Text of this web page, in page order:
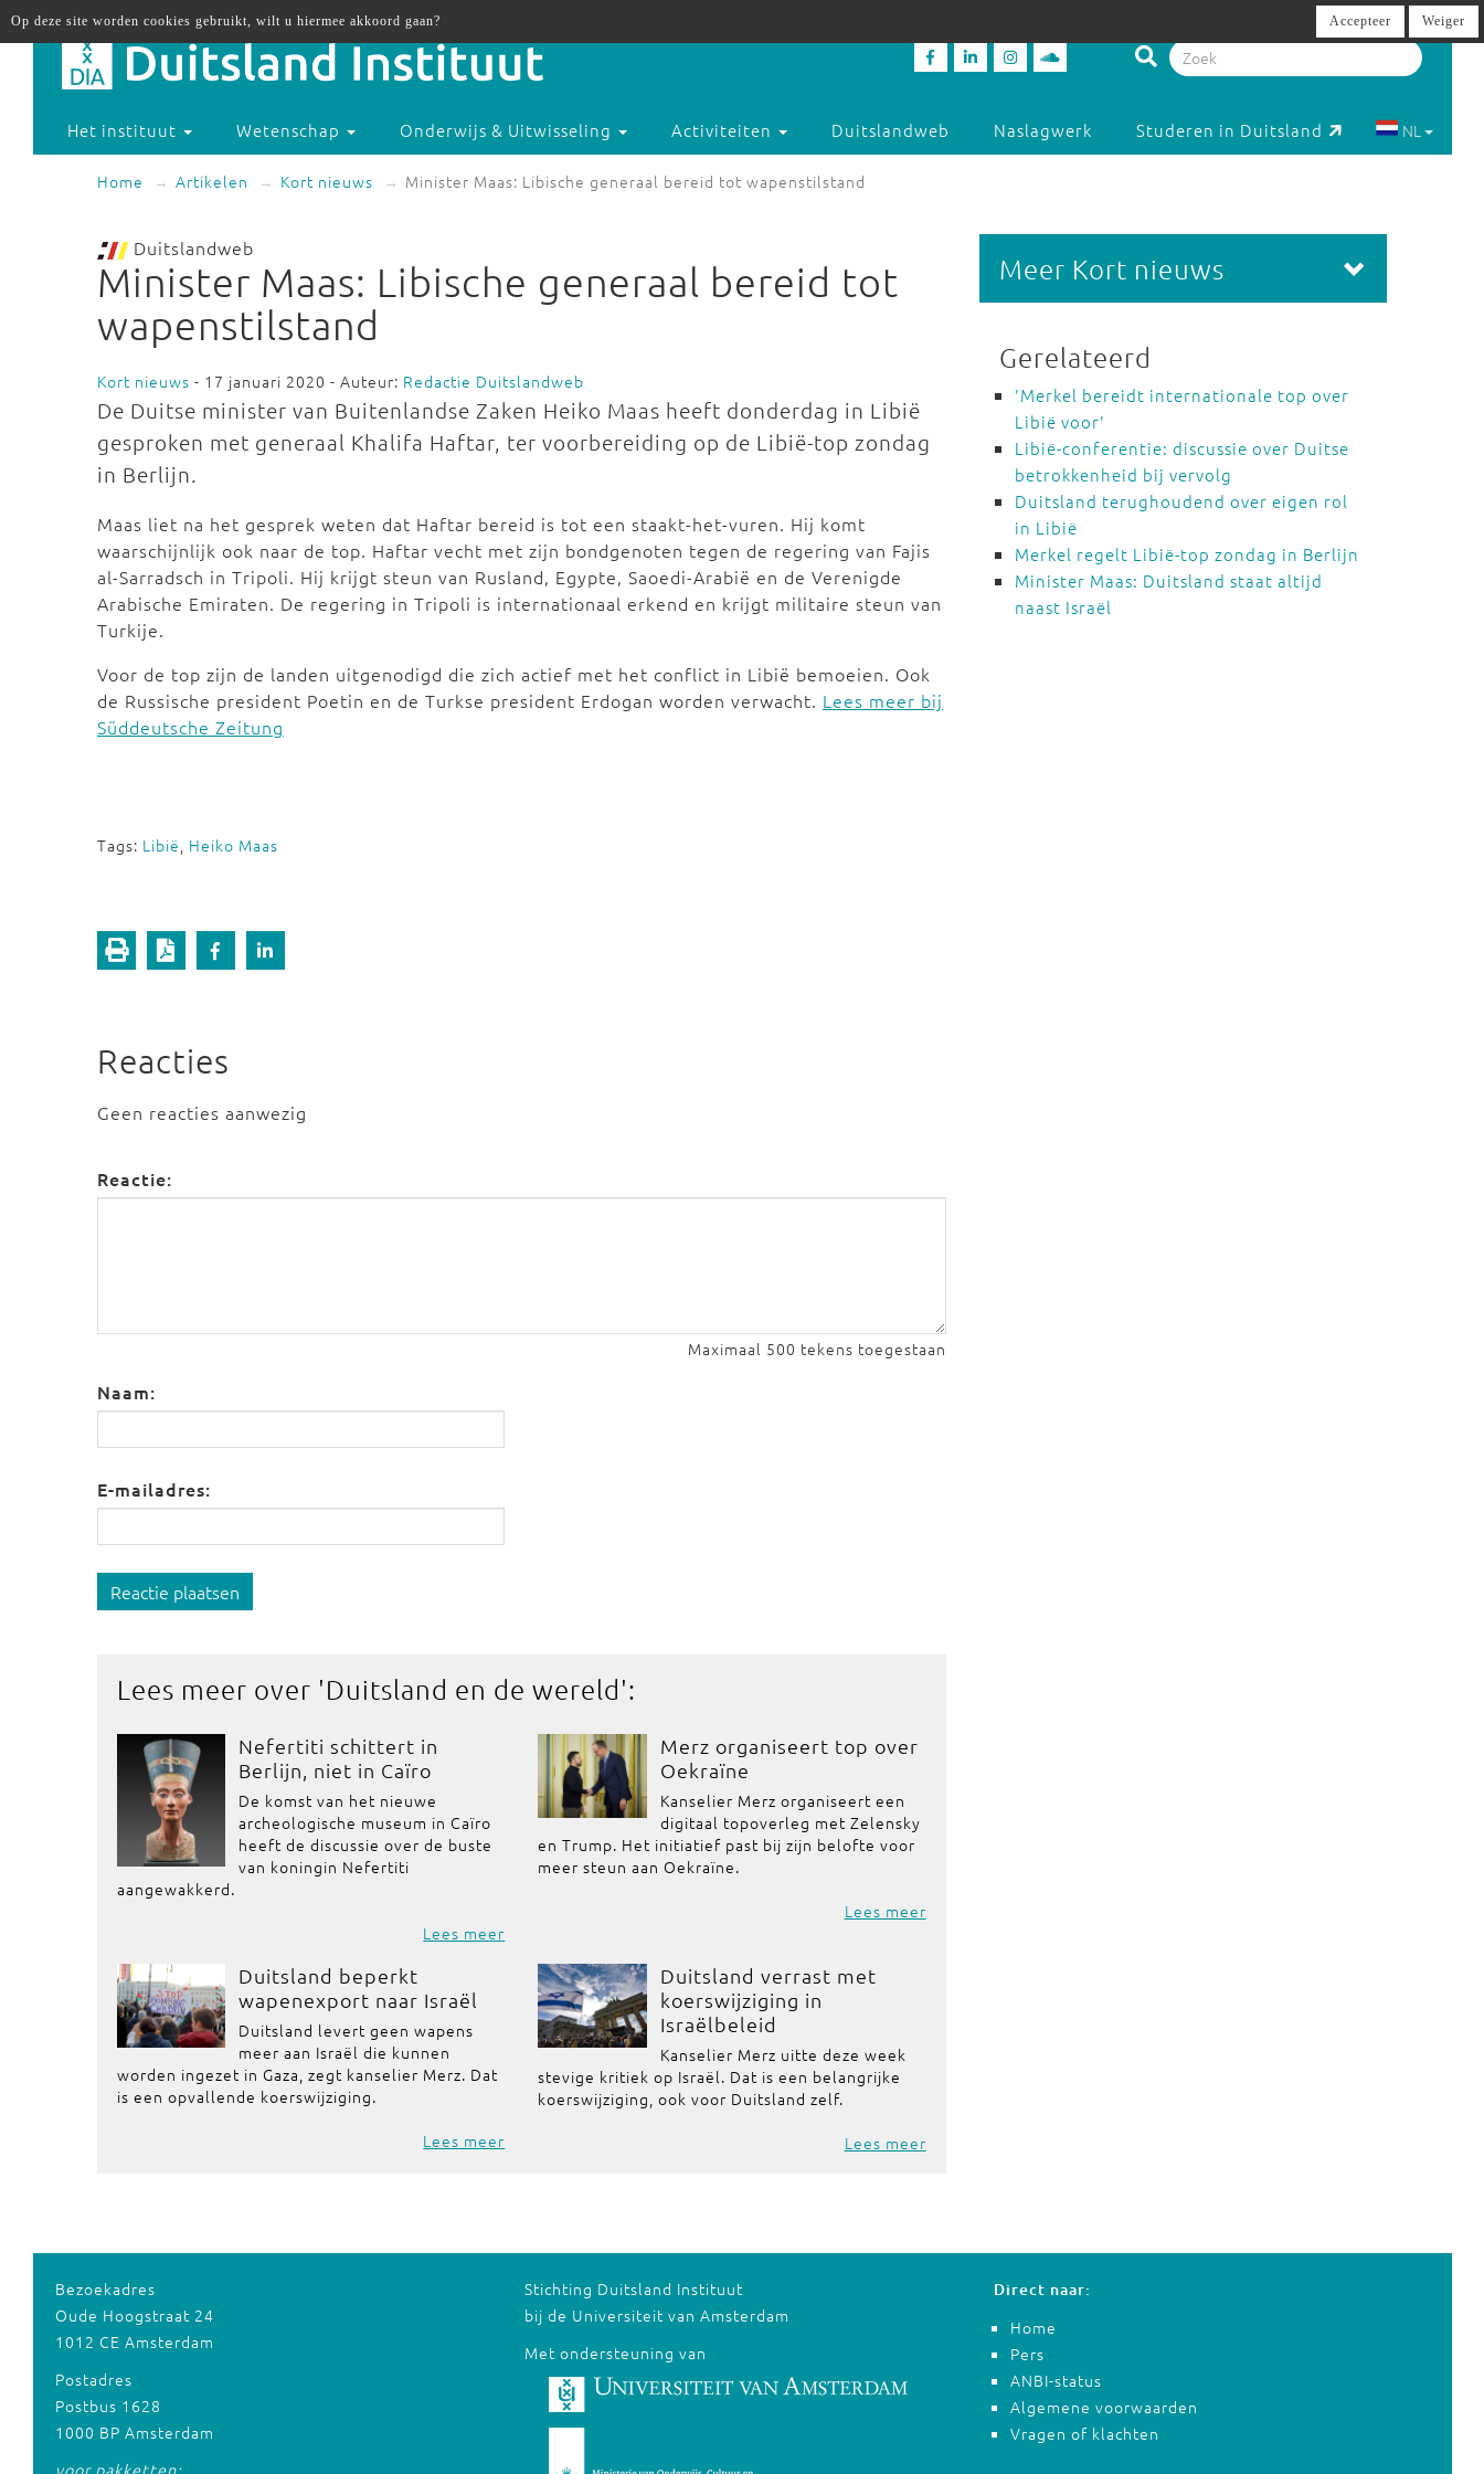
Het instituut Wetenschap Onderwijs & Uitwisseling Activiteiten Duitslandweb Naslagwerk Studeren in Duitsland NL
Home Artikelen Kort nieuws Minister Maas: Libische generaal bereid tot wapenstilstand
Duitslandweb
Minister Maas: Libische generaal bereid tot
wapenstilstand
Kort nieuws - 17 januari 2020 - Auteur: Redactie Duitslandweb
De Duitse minister van Buitenlandse Zaken Heiko Maas heeft donderdag in Libië
gesproken met generaal Khalifa Haftar, ter voorbereiding op de Libië-top zondag
in Berlijn.
Maas liet na het gesprek weten dat Haftar bereid is tot een staakt-het-vuren. Hij komt
waarschijnlijk ook naar de top. Haftar vecht met zijn bondgenoten tegen de regering van Fajis
al-Sarradsch in Tripoli. Hij krijgt steun van Rusland, Egypte, Saoedi-Arabië en de Verenigde
Arabische Emiraten. De regering in Tripoli is internationaal erkend en krijgt militaire steun van
Turkije.
Voor de top zijn de landen uitgenodigd die zich actief met het conflict in Libië bemoeien. Ook
de Russische president Poetin en de Turkse president Erdogan worden verwacht. Lees meer bij
Süddeutsche Zeitung
Tags: Libië, Heiko Maas
Reacties
Geen reacties aanwezig
Reactie:
Maximaal 500 tekens toegestaan
Naam:
E-mailadres:
Reactie plaatsen
Lees meer over 'Duitsland en de wereld':
Nefertiti schittert in
Berlijn, niet in Caïro
De komst van het nieuwe
archeologische museum in Caïro
heeft de discussie over de buste
van koningin Nefertiti
aangewakkerd.
Lees meer
Merz organiseert top over
Oekraïne
Kanselier Merz organiseert een
digitaal topoverleg met Zelensky
en Trump. Het initiatief past bij zijn belofte voor
meer steun aan Oekraïne.
Lees meer
Duitsland beperkt
wapenexport naar Israël
Duitsland levert geen wapens
meer aan Israël die kunnen
worden ingezet in Gaza, zegt kanselier Merz. Dat
is een opvallende koerswijziging.
Lees meer
Duitsland verrast met
koerswijziging in
Israëlbeleid
Kanselier Merz uitte deze week
stevige kritiek op Israël. Dat is een belangrijke
koerswijziging, ook voor Duitsland zelf.
Lees meer
Meer Kort nieuws
Gerelateerd
'Merkel bereidt internationale top over
Libië voor'
Libië-conferentie: discussie over Duitse
betrokkenheid bij vervolg
Duitsland terughoudend over eigen rol
in Libië
Merkel regelt Libië-top zondag in Berlijn
Minister Maas: Duitsland staat altijd
naast Israël
Bezoekadres
Oude Hoogstraat 24
1012 CE Amsterdam
Postadres
Postbus 1628
1000 BP Amsterdam
voor pakketten:
Stichting Duitsland Instituut
bij de Universiteit van Amsterdam
Met ondersteuning van
Direct naar:
Home
Pers
ANBI-status
Algemene voorwaarden
Vragen of klachten
Op deze site worden cookies gebruikt, wilt u hiermee akkoord gaan? Accepteer Weiger